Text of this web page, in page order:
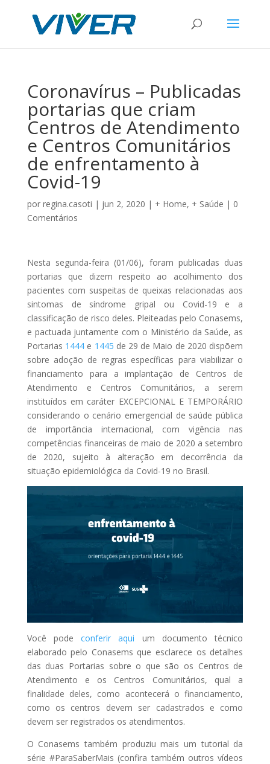
Coronavírus – Publicadas
portarias que criam
Centros de Atendimento
e Centros Comunitários
de enfrentamento à
Covid-19
por regina.casoti | jun 2, 2020 | + Home, + Saúde | 0
Comentários
Nesta segunda-feira (01/06), foram publicadas duas
portarias que dizem respeito ao acolhimento dos
pacientes com suspeitas de queixas relacionadas aos
sintomas de síndrome gripal ou Covid-19 e a
classificação de risco deles. Pleiteadas pelo Conasems,
e pactuada juntamente com o Ministério da Saúde, as
Portarias 1444 e 1445 de 29 de Maio de 2020 dispõem
sobre adoção de regras específicas para viabilizar o
financiamento para a implantação de Centros de
Atendimento e Centros Comunitários, a serem
instituídos em caráter EXCEPCIONAL E TEMPORÁRIO
considerando o cenário emergencial de saúde pública
de importância internacional, com vigência nas
competências financeiras de maio de 2020 a setembro
de 2020, sujeito à alteração em decorrência da
situação epidemiológica da Covid-19 no Brasil.
Você podeconferir aqui um documento técnico
elaborado pelo Conasems que esclarece os detalhes
das duas Portarias sobre o que são os Centros de
Atendimento e os Centros Comunitários, qual a
finalidade deles, como acontecerá o financiamento,
como os centros devem ser cadastrados e como
devem ser registrados os atendimentos.
O Conasems também produziu mais um tutorial da
série #ParaSaberMais (confira também outros vídeos